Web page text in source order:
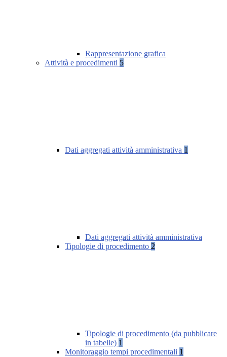
Rappresentazione grafica
Attività e procedimenti 5
Dati aggregati attività amministrativa 1
Dati aggregati attività amministrativa
Tipologie di procedimento 2
Tipologie di procedimento (da pubblicare
in tabelle) 1
Monitoraggio tempi procedimentali 1